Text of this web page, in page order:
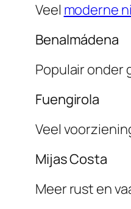
Veel moderne
Benalmádena
Populair onder
Fuengirola
Veel
Mijas Costa
Meer rust en